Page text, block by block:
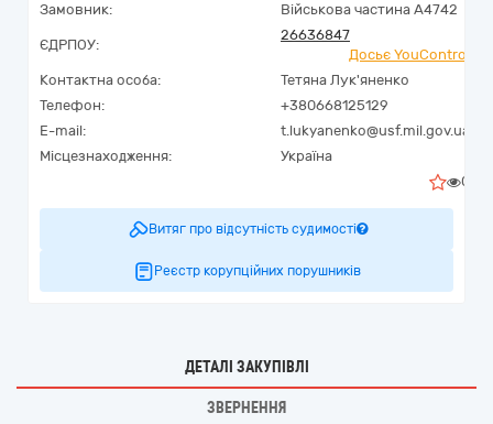
Замовник:
Військова частина А4742
ЄДРПОУ:
26636847
Досьє YouControl
Контактна особа:
Тетяна Лук'яненко
Телефон:
+380668125129
E-mail:
t.lukyanenko@usf.mil.gov.ua
Місцезнаходження:
Україна
0
Витяг про відсутність судимості
Реєстр корупційних порушників
ДЕТАЛІ ЗАКУПІВЛІ
ЗВЕРНЕННЯ